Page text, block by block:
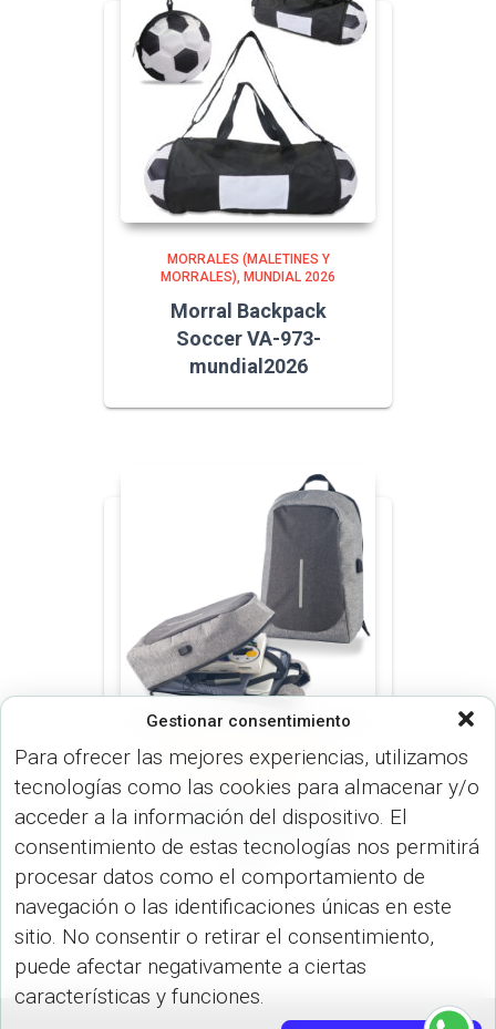
Gestionar consentimiento
Para ofrecer las mejores experiencias, utilizamos
tecnologías como las cookies para almacenar y/o
acceder a la información del dispositivo. El
consentimiento de estas tecnologías nos permitirá
procesar datos como el comportamiento de
navegación o las identificaciones únicas en este
sitio. No consentir o retirar el consentimiento,
puede afectar negativamente a ciertas
características y funciones.
MORRALES (MALETINES Y
MORRALES)
MUNDIAL 2026
Morral Backpack
Soccer VA-973-
mundial2026
MORRALES (MALETINES Y
MORRALES)
Morral Backpack
Antirrobo Security VA-